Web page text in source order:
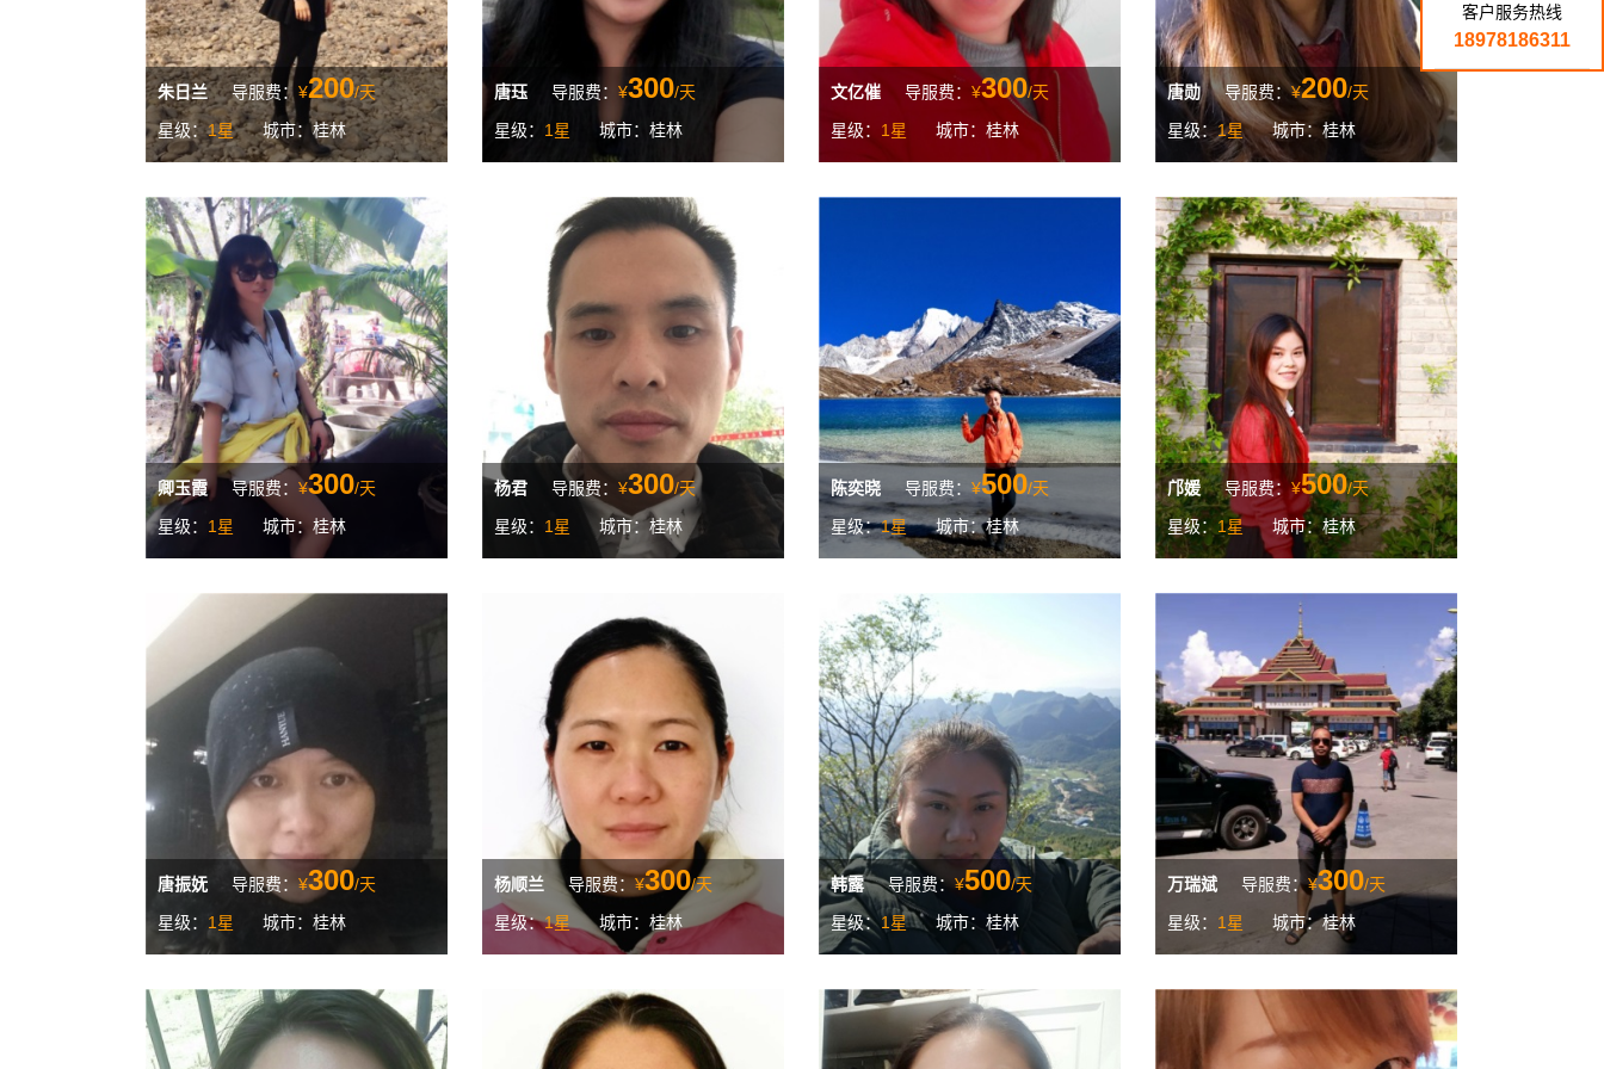
朱日兰 导服费： ¥200/天
星级：1星 城市：桂林
唐珏 导服费： ¥300/天
星级： 1星 城市：桂林
文亿催 导服费： ¥300/天
星级： 1星 城市：桂林
唐勋 导服费：¥200/天
星级：1星 城市：桂林
卿玉霞 导服费： ¥300/天
星级： 1星 城市：桂林
杨君 导服费： ¥300/天
星级： 1星 城市：桂林
陈奕晓 导服费： ¥500/天
星级：1星 城市：桂林
邝媛 导服费：¥500/天
星级： 1星 城市：桂林
唐振妩 导服费： ¥300/天
星级： 1星 城市：桂林
杨顺兰 导服费： ¥300/天
星级：1星 城市：桂林
韩露 导服费： ¥500/天
星级：1星 城市：桂林
万瑞斌 导服费：¥300/天
星级： 1星 城市：桂林
客户服务热线
18978186311